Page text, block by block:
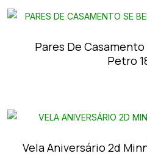
Pares De
Petro
Vela Aniversário 2d